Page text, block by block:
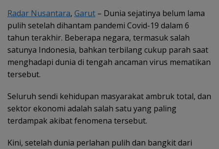
Radar Nusantara, Garut – Dunia sejatinya belum lama
pulih setelah dihantam pandemi Covid-19 dalam 6
tahun terakhir. Beberapa negara, termasuk salah
satunya Indonesia, bahkan terbilang cukup parah saat
menghadapi dunia di tengah ancaman virus mematikan
tersebut.
Seluruh sendi kehidupan masyarakat ambruk total, dan
sektor ekonomi adalah salah satu yang paling
terdampak akibat fenomena tersebut.
Kini, setelah dunia perlahan pulih dan bangkit dari